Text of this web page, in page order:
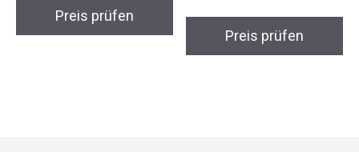
Preis prüfen
Preis prüfen